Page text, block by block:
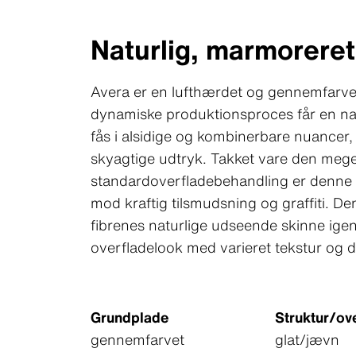
Naturlig,
Avera er en lufthærdet og
dynamiske produktionsproces får en
fås i alsidige og kombinerbare
skyagtige udtryk. Takket vare den
standardoverfladebehandling er
mod kraftig tilsmudsning og graffiti.
fibrenes naturlige udseende skinne
overfladelook med varieret tekstur og
Grundplade
gennemfarvet
Struktur/
glat/jævn